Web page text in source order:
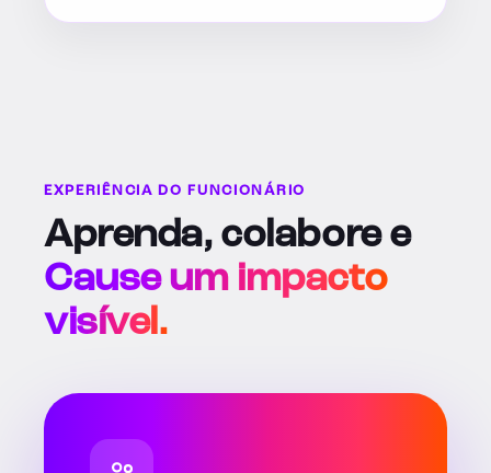
EXPERIÊNCIA DO FUNCIONÁRIO
Aprenda, colabore e
Cause um impacto
visível.